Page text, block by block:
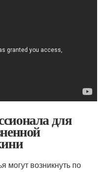
для
могут возникнуть по